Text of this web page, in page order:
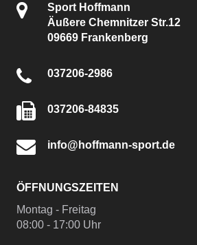
Sport Hoffmann
Äußere Chemnitzer Str.12
09669 Frankenberg
037206-2986
037206-84835
info@hoffmann-sport.de
ÖFFNUNGSZEITEN
Montag - Freitag
08:00 - 17:00 Uhr